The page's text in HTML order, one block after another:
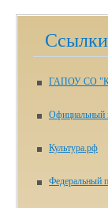
Ссылки
ГАПОУ СО
Официальный
Культура.рф
Федеральный